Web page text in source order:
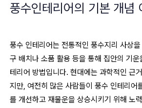
풍수인테리어의 기본 개념
풍수 인테리어는 전통적인 풍수지리 사상
구 배치나 소품 활용 등을 통해 집안의 기운
테리어 방법입니다. 현대에는 과학적인 근
지만, 여전히 많은 사람들이 풍수 인테리어
를 개선하고 재물운을 상승시키기 위해 노